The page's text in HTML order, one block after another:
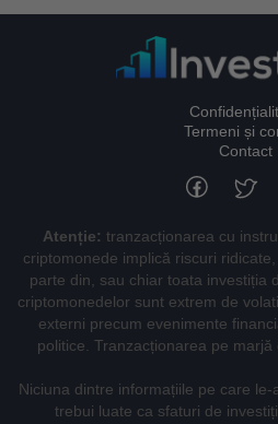
Termeni și
Contact
Atenție: tranzacționarea cu
criptomonede implică riscuri
parte din, sau chiar toata investiția
criptomonedelor sunt extrem de
externi precum evenimente
politice. Tranzacționarea pe marjă
Niciuna dintre informațiile pe care
trebui luate ca sfaturi de